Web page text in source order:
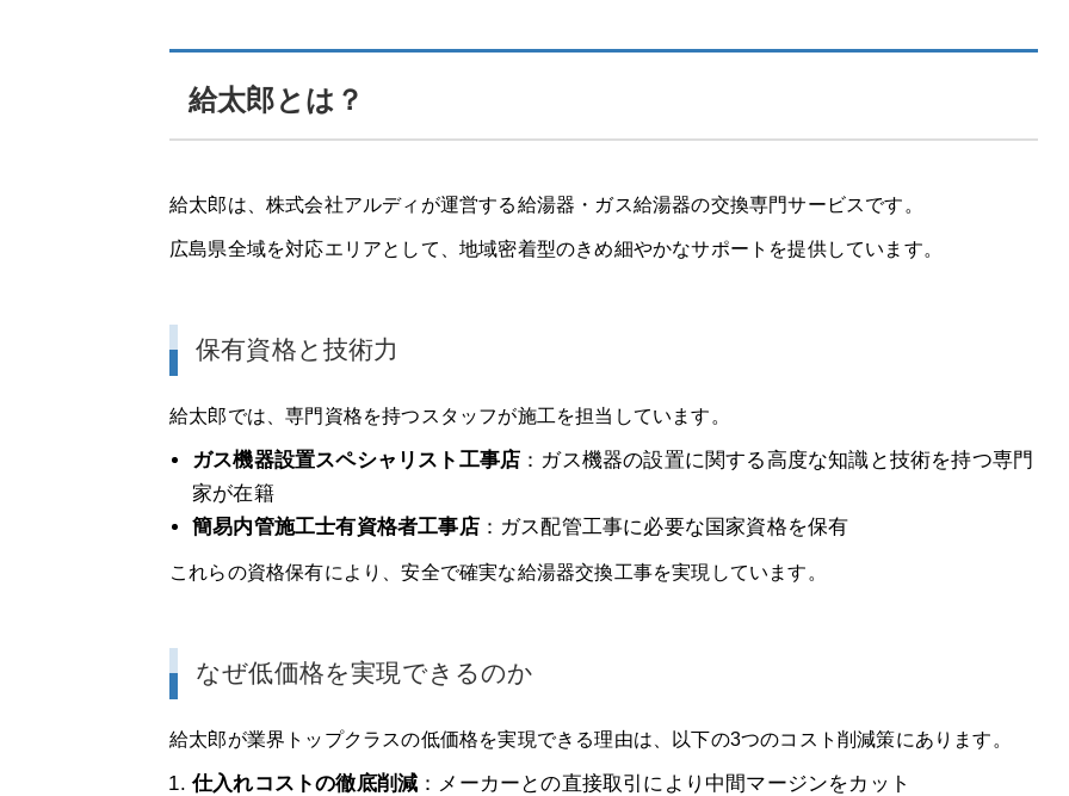
給太郎とは？
給太郎は、株式会社アルディが運営する給湯器・ガス給湯器の交換専門サービスです。
広島県全域を対応エリアとして、地域密着型のきめ細やかなサポートを提供しています。
保有資格と技術力
給太郎では、専門資格を持つスタッフが施工を担当しています。
ガス機器設置スペシャリスト工事店 ：ガス機器の設置に関する高度な知識と技術を持つ専門
家が在籍
簡易内管施工士有資格者工事店：ガス配管工事に必要な国家資格を保有
これらの資格保有により、安全で確実な給湯器交換工事を実現しています。
なぜ低価格を実現できるのか
給太郎が業界トップクラスの低価格を実現できる理由は、以下の3つのコスト削減策にあります。
仕入れコストの徹底削減 ：メーカーとの直接取引により中間マージンをカット